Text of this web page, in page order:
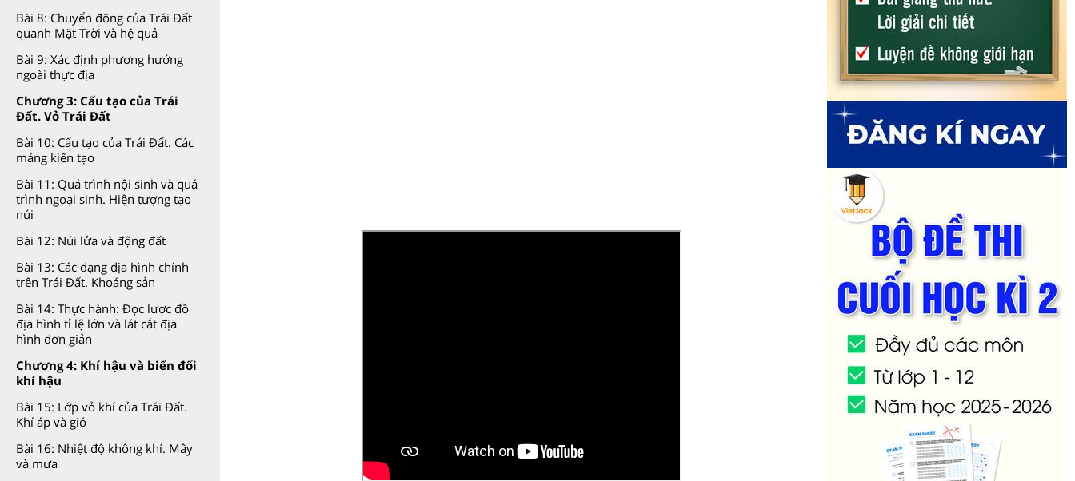
Bài 8: Chuyển động của Trái Đất
quanh Mặt Trời và hệ quả
Bài 9: Xác định phương hướng
ngoài thực địa
Chương 3: Cấu tạo của Trái
Đất. Vỏ Trái Đất
Bài 10: Cấu tạo của Trái Đất. Các
mảng kiến tạo
Bài 11: Quá trình nội sinh và quá
trình ngoại sinh. Hiện tượng tạo
núi
Bài 12: Núi lửa và động đất
Bài 13: Các dạng địa hình chính
trên Trái Đất. Khoáng sản
Bài 14: Thực hành: Đọc lược đồ
địa hình tỉ lệ lớn và lát cắt địa
hình đơn giản
Chương 4: Khí hậu và biến đổi
khí hậu
Bài 15: Lớp vỏ khí của Trái Đất.
Khí áp và gió
Bài 16: Nhiệt độ không khí. Mây
và mưa